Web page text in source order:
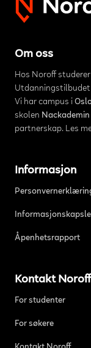
Om oss
Hos Noroff
Vi har campus i
skolen Nackademin
partnerskap. Les
Informasjon
Åpenhetsrapport
Kontakt Noroff
For studenter
For søkere